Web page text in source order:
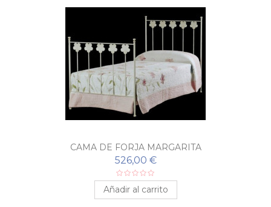
CAMA DE FORJA MARGARITA
526,00 €
Añadir al carrito